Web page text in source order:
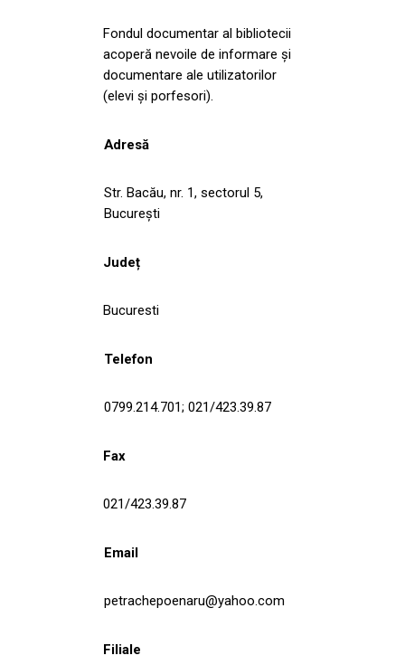
Fondul documentar al bibliotecii
acoperă nevoile de informare și
documentare ale utilizatorilor
(elevi și porfesori).
Adresă
Str. Bacău, nr. 1, sectorul 5,
București
Județ
Bucuresti
Telefon
0799.214.701; 021/423.39.87
Fax
021/423.39.87
Email
petrachepoenaru@yahoo.com
Filiale